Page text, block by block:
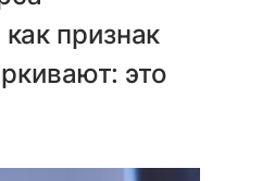
признак
это